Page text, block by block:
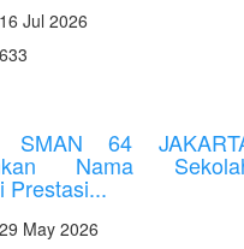
16 Jul 2026
633
SMAN 64
Nama
Prestasi...
29 May 2026